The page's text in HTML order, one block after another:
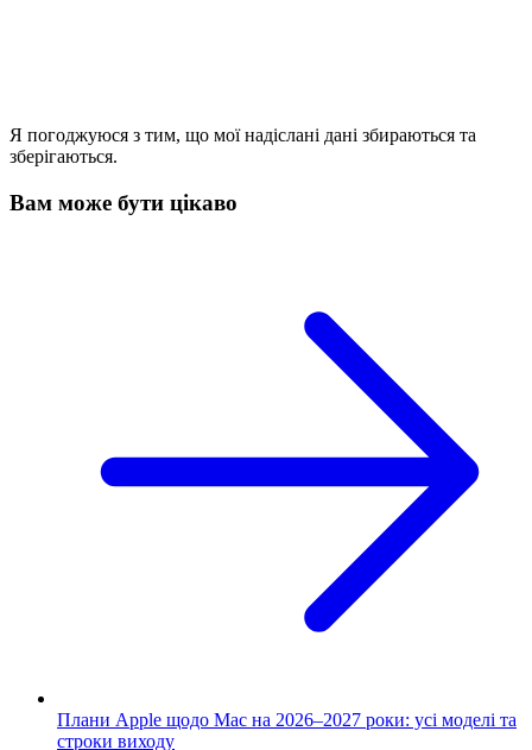
Я погоджуюся з тим, що мої надіслані дані збираються та
зберігаються.
Вам може бути цікаво
Плани Apple щодо Mac на 2026–2027 роки: усі моделі та
строки виходу